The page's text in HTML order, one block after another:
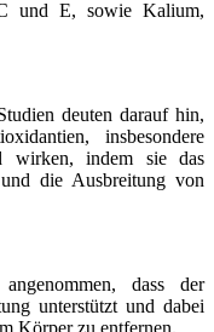
und E, sowie Kalium,
deuten darauf hin,
insbesondere
wirken, indem sie das
die Ausbreitung von
dass der
unterstützt und dabei
Körper zu entfernen.